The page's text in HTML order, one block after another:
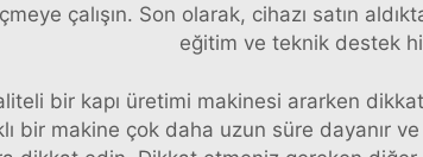
çalışın. Son olarak, cihazı satın
eğitim ve teknik destek
bir kapı üretimi makinesi ararken
bir makine çok daha uzun süre dayanır